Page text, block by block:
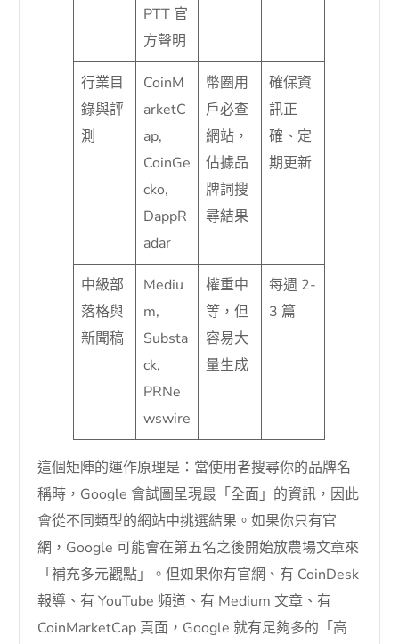
PTT 官
方聲明
行業目
錄與評
測
CoinM
arketC
ap,
CoinGe
cko,
DappR
adar
幣圈用
戶必查
網站，
佔據品
牌詞搜
尋結果
確保資
訊正
確、定
期更新
中級部
落格與
新聞稿
Mediu
m,
Substa
ck,
PRNe
wswire
權重中
等，但
容易大
量生成
每週 2-
3 篇
這個矩陣的運作原理是：當使用者搜尋你的品牌名
稱時，Google 會試圖呈現最「全面」的資訊，因此
會從不同類型的網站中挑選結果。如果你只有官
網，Google 可能會在第五名之後開始放農場文章來
「補充多元觀點」。但如果你有官網、有 CoinDesk
報導、有 YouTube 頻道、有 Medium 文章、有
CoinMarketCap 頁面，Google 就有足夠多的「高